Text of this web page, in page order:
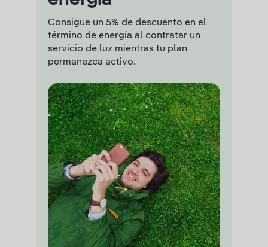
Consigue un 5% de descuento en el
término de energía al contratar un
servicio de luz mientras tu plan
permanezca activo.